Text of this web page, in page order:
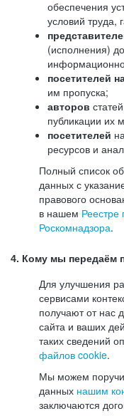
обеспечения
условий труда,
(исполнения)
посетителей
им пропуска;
авторов
публикации их
посетителей
ресурсов и
Полный список
данных с
правового
в нашем Реестре
Роскомнадзора.
4. Кому мы передаём
Для улучшения
сервисами
получают от нас
сайта и ваших
таких сведений
файлов cookie.
Мы можем
данных нашим
заключаются